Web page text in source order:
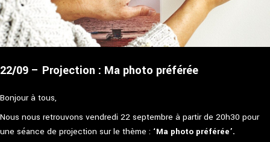
22/09 – Projection : Ma photo préférée
Bonjour à tous,
Nous nous retrouvons vendredi 22 septembre à partir de 20h30 pour
une séance de projection sur le thème : ‘Ma photo préférée’.